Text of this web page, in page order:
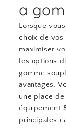
a
Lorsque
choix de vos
maximiser
les options
gomme
avantages.
une place
équipement.
principales